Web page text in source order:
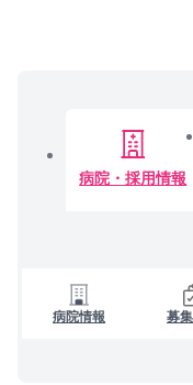
病院・採用情報
病院情報 募